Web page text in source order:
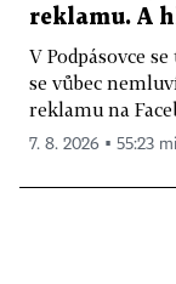
reklamu. A
V Podpásovce
se vůbec
reklamu na
7. 8. 2026 ▪ 55:23